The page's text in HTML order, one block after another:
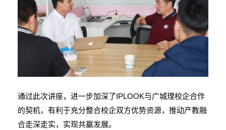
通过此次讲座，进一步加深了IPLOOK与广城理校企合作
的契机，有利于充分整合校企双方优势资源，推动产教融
合走深走实，实现共赢发展。